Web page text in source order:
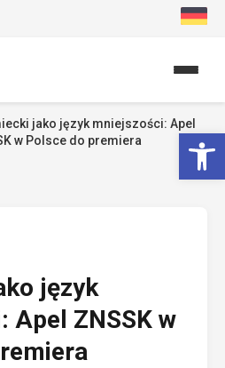
jako język mniejszości: Apel
w Polsce do premiera
język
Apel ZNSSK w